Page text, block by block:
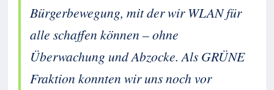
Bürgerbewegung, mit der wir WLAN für
alle schaffen können – ohne
Überwachung und Abzocke. Als GRÜNE
Fraktion konnten wir uns noch vor